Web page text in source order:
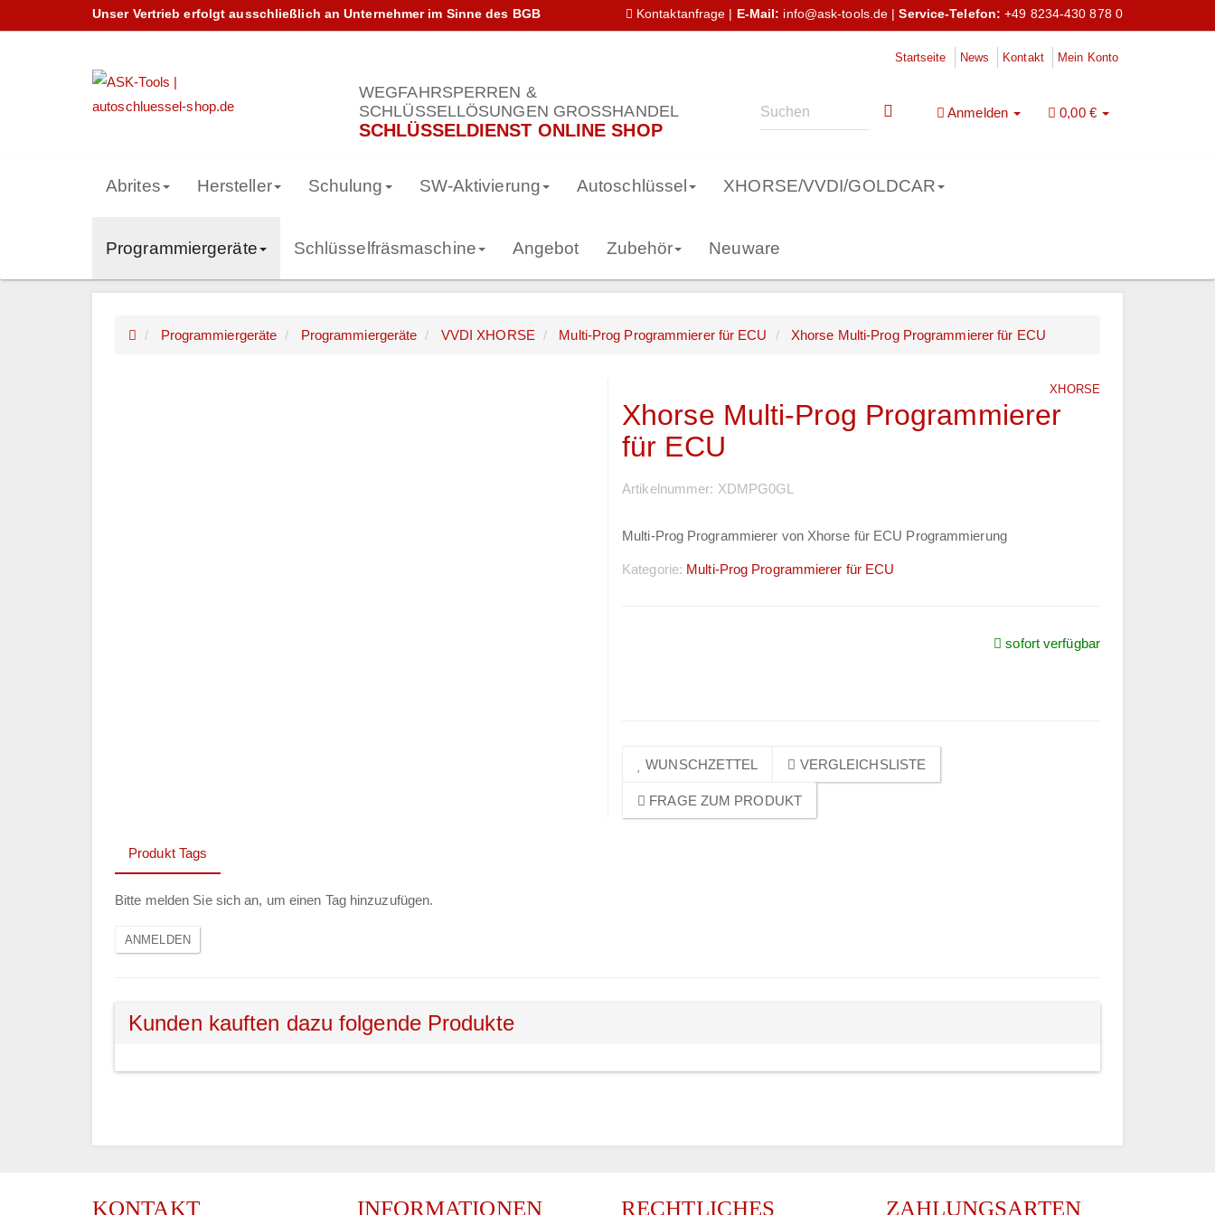
Unser Vertrieb erfolgt ausschließlich an Unternehmer im Sinne des BGB Kontaktanfrage E-Mail: info@ask-tools.de |Service-Telefon: +49 8234-430 878 0
Startseite News Kontakt Mein Konto
WEGFAHRSPERREN &
SCHLÜSSELLÖSUNGEN GROSSHANDEL
SCHLÜSSELDIENST ONLINE SHOP
Anmelden 0,00 €
Abrites Hersteller Schulung SW-Aktivierung Autoschlüssel XHORSE/VVDI/GOLDCAR
Programmiergeräte Schlüsselfräsmaschine Angebot Zubehör Neuware
Programmiergeräte Programmiergeräte VVDI XHORSE Multi-Prog Programmierer für ECU Xhorse Multi-Prog Programmierer für ECU
XHORSE
Xhorse Multi-Prog Programmierer
für ECU
Artikelnummer: XDMPG0GL
Multi-Prog Programmierer von Xhorse für ECU Programmierung
Kategorie: Multi-Prog Programmierer für ECU
sofort verfügbar
WUNSCHZETTEL VERGLEICHSLISTE
FRAGE ZUM PRODUKT
Produkt Tags
Bitte melden Sie sich an, um einen Tag hinzuzufügen.
Kunden kauften dazu folgende Produkte
KONTAKT INFORMATIONEN RECHTLICHES ZAHLUNGSARTEN